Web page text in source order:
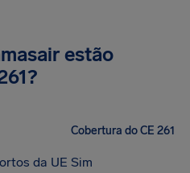
estão
Cobertura do CE 261
da UE Sim